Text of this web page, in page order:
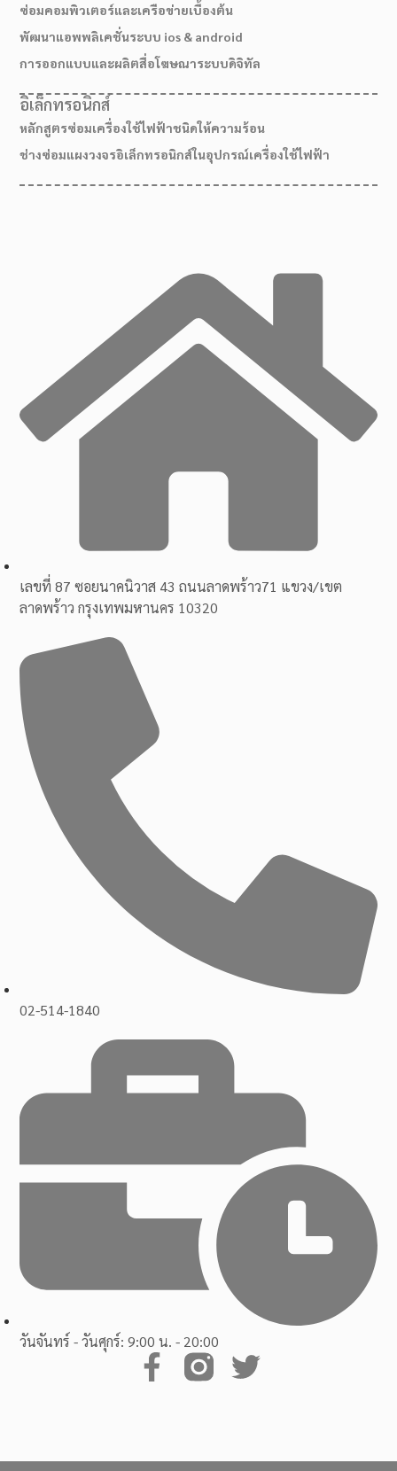
เส้นทางมาโรงเรียน
เลขที่ 87 ซอยนาคนิวาส 43 ถนนลาดพร้าว71 แขวง/เขต
ลาดพร้าว กรุงเทพมหานคร 10320
02-514-1840
วันจันทร์ - วันศุกร์: 9:00 น. - 20:00
ซ่อมคอมพิวเตอร์และเครือข่ายเบื้องต้น
พัฒนาแอพพลิเคชั่นระบบ ios & android
การออกแบบและผลิตสื่อโฆษณาระบบดิจิทัล
อิเล็กทรอนิกส์
หลักสูตรซ่อมเครื่องใช้ไฟฟ้าชนิดให้ความร้อน
ช่างซ่อมแผงวงจรอิเล็กทรอนิกส์ในอุปกรณ์เครื่องใช้ไฟฟ้า